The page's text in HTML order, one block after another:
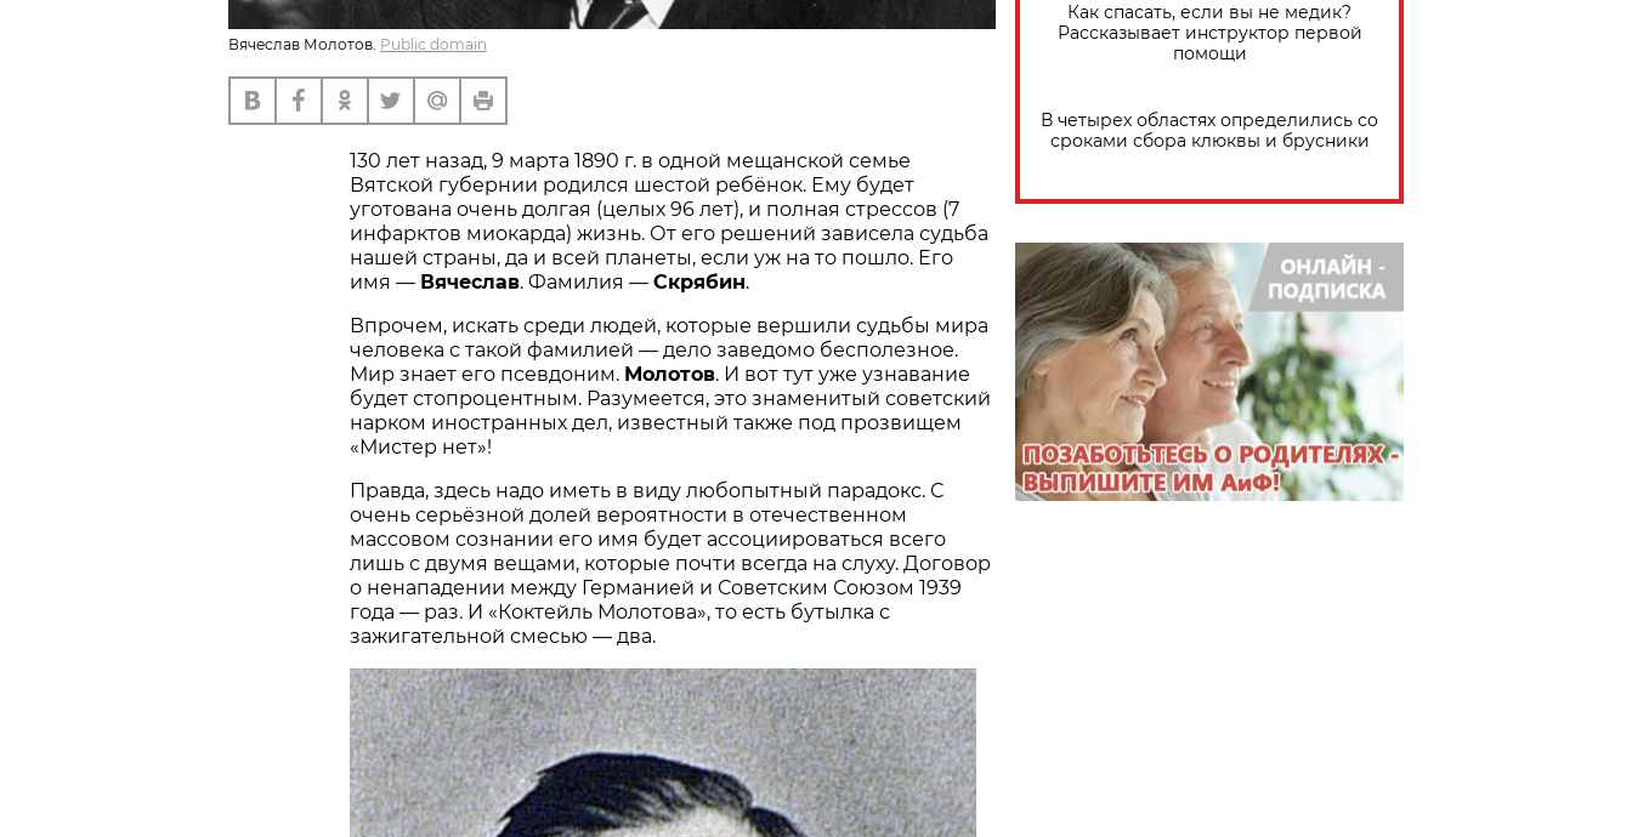
Вячеслав Молотов. Public domain
130 лет назад, 9 марта 1890 г. в одной мещанской семье
Вятской губернии родился шестой ребёнок. Ему будет
уготована очень долгая (целых 96 лет), и полная стрессов (7
инфарктов миокарда) жизнь. От его решений зависела судьба
нашей страны, да и всей планеты, если уж на то пошло. Его
имя — Вячеслав. Фамилия — Скрябин.
Впрочем, искать среди людей, которые вершили судьбы мира
человека с такой фамилией — дело заведомо бесполезное.
Мир знает его псевдоним. Молотов. И вот тут уже узнавание
будет стопроцентным. Разумеется, это знаменитый советский
нарком иностранных дел, известный также под прозвищем
«Мистер нет»!
Правда, здесь надо иметь в виду любопытный парадокс. С
очень серьёзной долей вероятности в отечественном
массовом сознании его имя будет ассоциироваться всего
лишь с двумя вещами, которые почти всегда на слуху. Договор
о ненападении между Германией и Советским Союзом 1939
года — раз. И «Коктейль Молотова», то есть бутылка с
зажигательной смесью — два.
Как спасать, если вы не медик?
Рассказывает инструктор первой
помощи
В четырех областях определились со
сроками сбора клюквы и брусники